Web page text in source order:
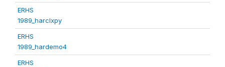
ERHS
1989_harclxpy
ERHS
1989_hardemo4
ERHS